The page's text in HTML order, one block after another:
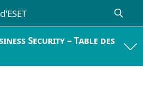
Security – Table des